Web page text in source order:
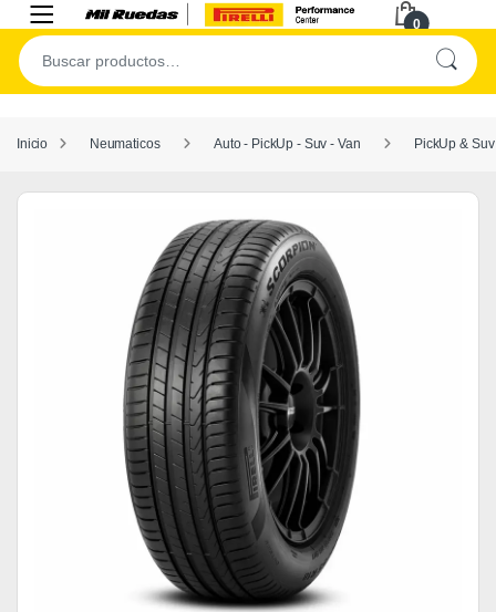
0
Inicio Neumaticos Auto - PickUp - Suv - Van PickUp & Suv